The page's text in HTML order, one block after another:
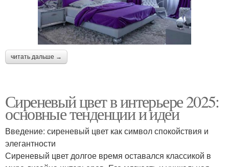
читать дальше →
Сиреневый цвет в интерьере 2025:
основные тенденции и идеи
Введение: сиреневый цвет как символ спокойствия и
элегантности
Сиреневый цвет долгое время оставался классикой в